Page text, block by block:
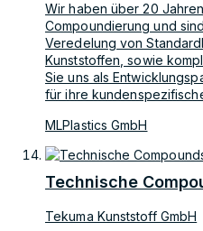
Wir haben über 20
Compoundierung und
Veredelung von
Kunststoffen, sowie
Sie uns als
für ihre
MLPlastics GmbH
Technische
Tekuma Kunststoff GmbH